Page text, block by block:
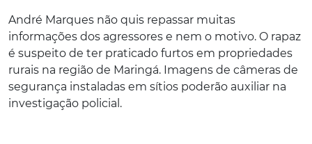
André Marques não quis repassar muitas
informações dos agressores e nem o motivo. O rapaz
é suspeito de ter praticado furtos em propriedades
rurais na região de Maringá. Imagens de câmeras de
segurança instaladas em sítios poderão auxiliar na
investigação policial.